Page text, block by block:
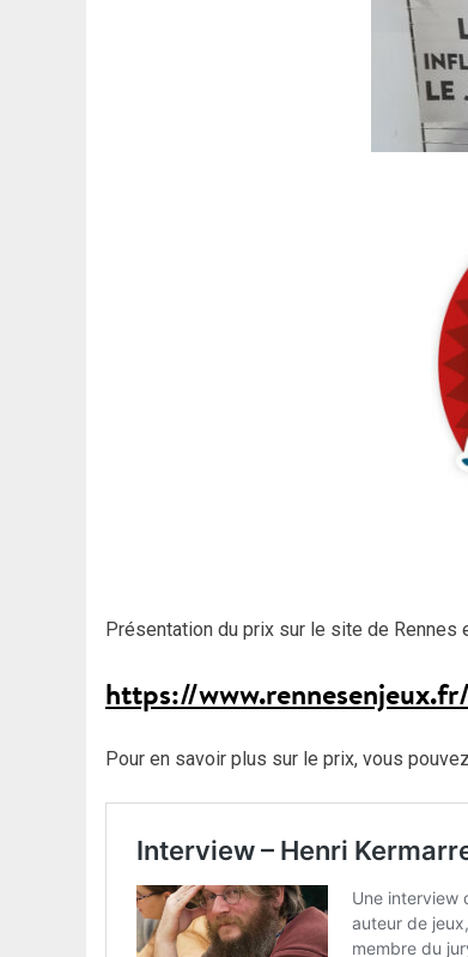
Présentation du prix sur le site de Rennes
https://
Pour en savoir plus sur le prix, vous